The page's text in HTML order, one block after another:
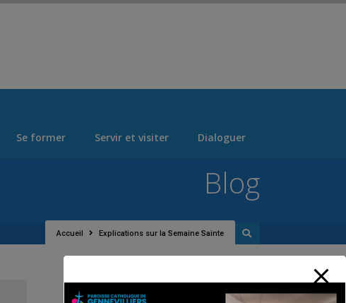
Se former Servir et visiter Dialoguer
Accueil Explications sur la Semaine Sainte
Blog